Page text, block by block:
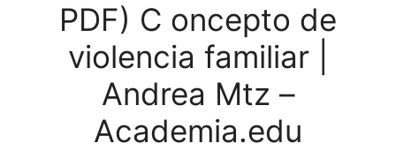
PDF) C oncepto de
violencia familiar |
Andrea Mtz –
Academia.edu